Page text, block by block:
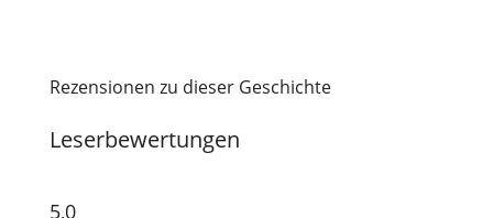
Rezensionen zu dieser Geschichte
Leserbewertungen
5,0